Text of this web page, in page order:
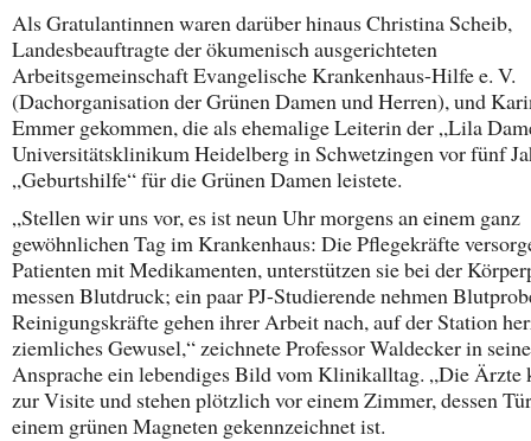
Als Gratulantinnen waren darüber hinaus Christina Scheib,
Landesbeauftragte der ökumenisch ausgerichteten
Arbeitsgemeinschaft Evangelische Krankenhaus-Hilfe e. V.
(Dachorganisation der Grünen Damen und Herren), und
Emmer gekommen, die als ehemalige Leiterin der „Lila
Universitätsklinikum Heidelberg in Schwetzingen vor fünf
„Geburtshilfe“ für die Grünen Damen leistete.
„Stellen wir uns vor, es ist neun Uhr morgens an einem ganz
gewöhnlichen Tag im Krankenhaus: Die Pflegekräfte
Patienten mit Medikamenten, unterstützen sie bei der
messen Blutdruck; ein paar PJ-Studierende nehmen
Reinigungskräfte gehen ihrer Arbeit nach, auf der Station
ziemliches Gewusel,“ zeichnete Professor Waldecker in
Ansprache ein lebendiges Bild vom Klinikalltag. „Die Ärzte
zur Visite und stehen plötzlich vor einem Zimmer, dessen
einem grünen Magneten gekennzeichnet ist.